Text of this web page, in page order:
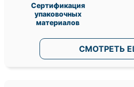
Сертификация
упаковочных
материалов
СМОТРЕТЬ